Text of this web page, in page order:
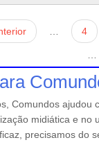
4
Comundos ajudou
midiática e no
precisamos do